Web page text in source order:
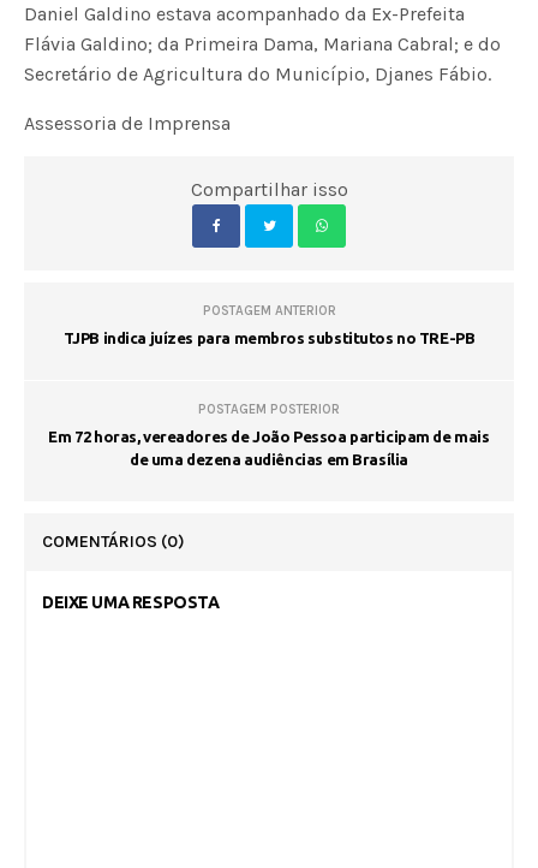
Daniel Galdino estava acompanhado da Ex-Prefeita
Flávia Galdino; da Primeira Dama, Mariana Cabral; e do
Secretário de Agricultura do Município, Djanes Fábio.
Assessoria de Imprensa
Compartilhar isso
POSTAGEM ANTERIOR
TJPB indica juízes para membros substitutos no TRE-PB
POSTAGEM POSTERIOR
Em 72 horas, vereadores de João Pessoa participam de mais
de uma dezena audiências em Brasília
COMENTÁRIOS (0)
DEIXE UMA RESPOSTA